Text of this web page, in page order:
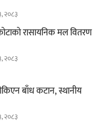
२०८३
रासायनिक मल वितरण
२०८३
बाँध कटान, स्थानीय
२०८३